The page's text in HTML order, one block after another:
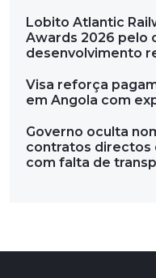
Lobito Atlantic
Awards 2026 pelo
desenvolvimento
Visa reforça
em Angola com
Governo oculta
contratos directos
com falta de